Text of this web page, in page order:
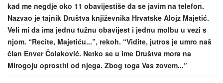
a
t
i
o
n
t
o
kad me negdje oko 11 obavijestiše da se javim na telefon.
Nazvao je tajnik Društva književnika Hrvatske Alojz Majetić.
Veli mi da ima jednu tužnu obavijest i jednu molbu u vezi s
njom. “Recite, Majetiću...”, rekoh. “Vidite, jutros je umro naš
član Enver Čolaković. Netko se u ime Društva mora na
Mirogoju oprostiti od njega. Zbog toga Vas zovem...”